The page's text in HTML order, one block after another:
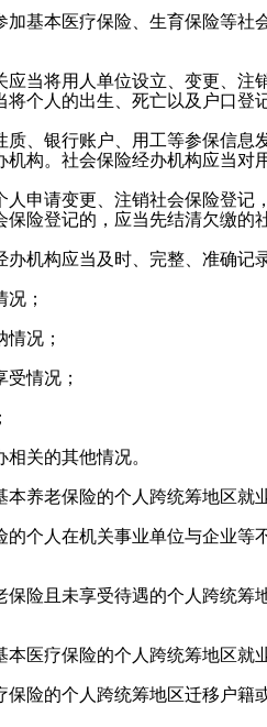
本医疗保险、生育保险等社
当将用人单位设立、变更、注
个人的出生、死亡以及户口
、银行账户、用工等参保信息
机构。社会保险经办机构应当
申请变更、注销社会保险登记
险登记的，应当先结清欠缴的
机构应当及时、完整、准确记
；
况；
情况；
关的其他情况。
养老保险的个人跨统筹地区就
人在机关事业单位与企业等
且未享受待遇的个人跨统筹
医疗保险的个人跨统筹地区就
的个人跨统筹地区迁移户籍